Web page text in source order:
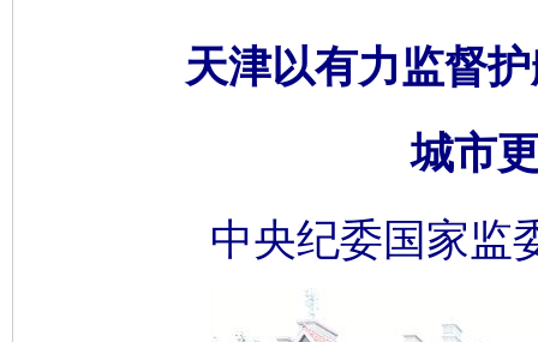
天津以有力监督
城市
中央纪委国家监